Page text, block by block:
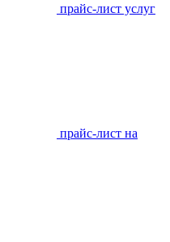
прайс-лист услуг
прайс-лист на